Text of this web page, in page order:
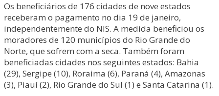
Os beneficiários de 176 cidades de nove estados
receberam o pagamento no dia 19 de janeiro,
independentemente do NIS. A medida beneficiou os
moradores de 120 municípios do Rio Grande do
Norte, que sofrem com a seca. Também foram
beneficiadas cidades nos seguintes estados: Bahia
(29), Sergipe (10), Roraima (6), Paraná (4), Amazonas
(3), Piauí (2), Rio Grande do Sul (1) e Santa Catarina (1).